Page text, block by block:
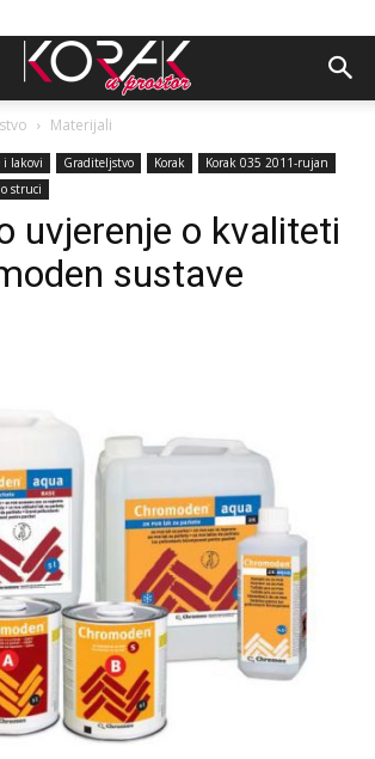
Materijali
i lakovi Graditeljstvo Korak
Korak 035 2011-rujan
struci
uvjerenje o kvaliteti
sustave